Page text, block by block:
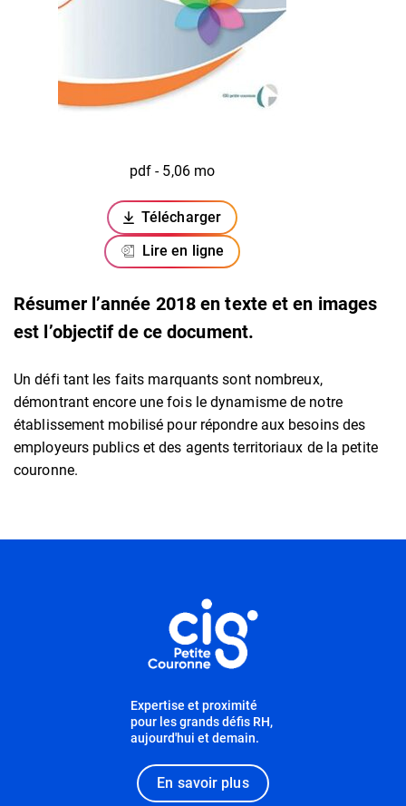
pdf - 5,06 mo
Télécharger
(ouverture dans un nouvel onglet)
Lire en ligne
Résumer l’année 2018 en texte et en images
est l’objectif de ce document.
Un défi tant les faits marquants sont nombreux,
démontrant encore une fois le dynamisme de notre
établissement mobilisé pour répondre aux besoins des
employeurs publics et des agents territoriaux de la petite
couronne.
Expertise et proximité
pour les grands défis RH,
aujourd'hui et demain.
En savoir plus